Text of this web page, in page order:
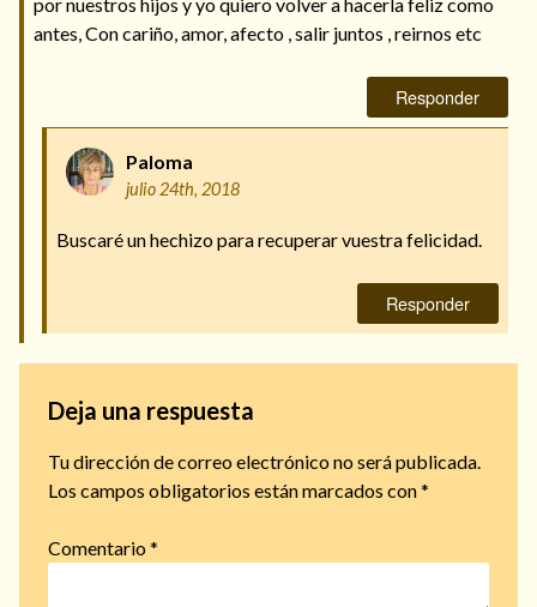
antes, Con cariño, amor, afecto , salir juntos , reirnos etc
Responder
Paloma
julio 24th, 2018
Buscaré un hechizo para recuperar vuestra felicidad.
Responder
Deja una respuesta
Tu dirección de correo electrónico no será publicada.
Los campos obligatorios están marcados con*
Comentario*